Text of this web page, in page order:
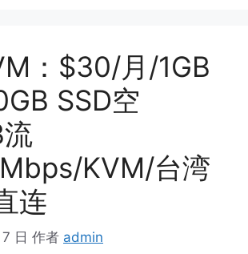
：$30/月/1GB
SSD空
KVM/台湾
连
日 作者 admin